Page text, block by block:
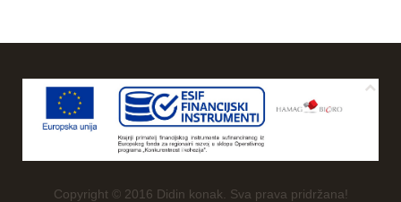
Copyright © 2016 Didin konak. Sva prava pridržana!